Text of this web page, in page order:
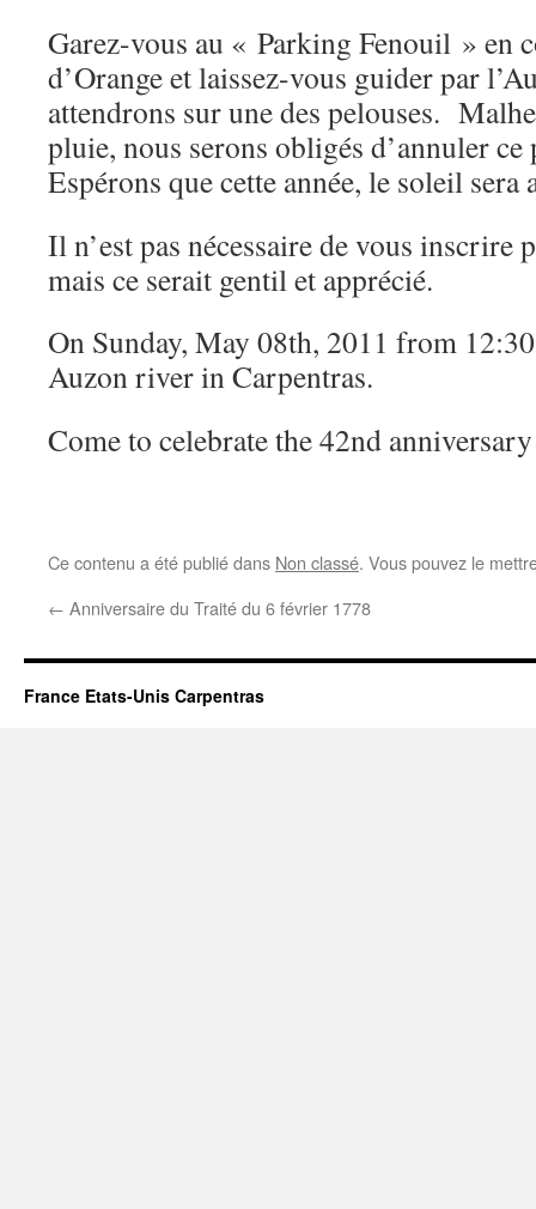
Garez-vous au « Parking Fenouil » en
d’Orange et laissez-vous guider par
attendrons sur une des pelouses.
pluie, nous serons obligés d’annuler
Espérons que cette année, le soleil sera
Il n’est pas nécessaire de vous inscrire
mais ce serait gentil et apprécié.
On Sunday, May 08th, 2011 from
Auzon river in Carpentras.
Come to celebrate the 42nd
Ce contenu a été publié dans Non classé. Vous pouvez le
← Anniversaire du Traité du 6 février 1778
France Etats-Unis Carpentras